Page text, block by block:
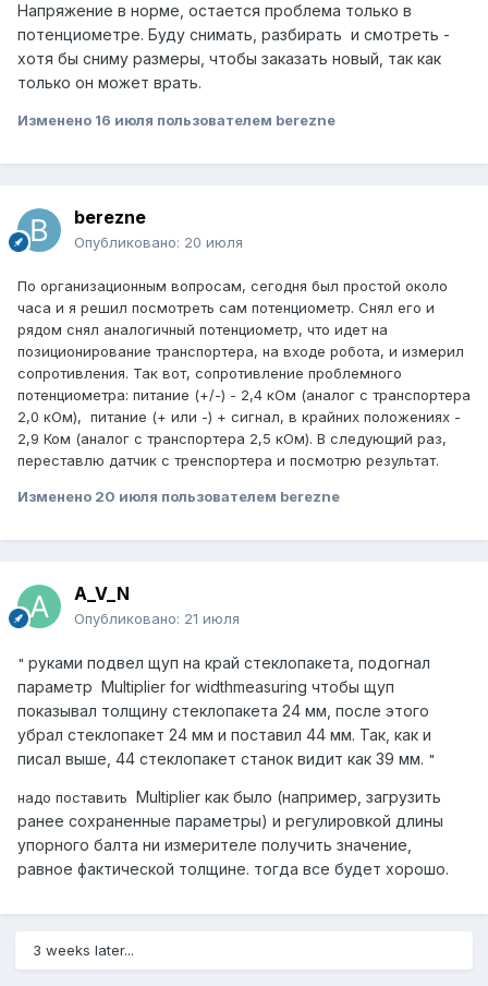
Напряжение в норме, остается проблема только в
потенциометре. Буду снимать, разбирать и смотреть -
хотя бы сниму размеры, чтобы заказать новый, так как
только он может врать.
Изменено 16 июля пользователем berezne
berezne
Опубликовано: 20 июля
По организационным вопросам, сегодня был простой около
часа и я решил посмотреть сам потенциометр. Снял его и
рядом снял аналогичный потенциометр, что идет на
позиционирование транспортера, на входе робота, и измерил
сопротивления. Так вот, сопротивление проблемного
потенциометра: питание (+/-) - 2,4 кОм (аналог с транспортера
2,0 кОм), питание (+ или -) + сигнал, в крайних положениях -
2,9 Ком (аналог с транспортера 2,5 кОм). В следующий раз,
переставлю датчик с тренспортера и посмотрю результат.
Изменено 20 июля пользователем berezne
A_V_N
Опубликовано: 21 июля
" руками подвел щуп на край стеклопакета, подогнал
параметр Multiplier for widthmeasuring чтобы щуп
показывал толщину стеклопакета 24 мм, после этого
убрал стеклопакет 24 мм и поставил 44 мм. Так, как и
писал выше, 44 стеклопакет станок видит как 39 мм. "
надо поставить Multiplier как было (например, загрузить
ранее сохраненные параметры) и регулировкой длины
упорного балта ни измерителе получить значение,
равное фактической толщине. тогда все будет хорошо.
3 weeks later...